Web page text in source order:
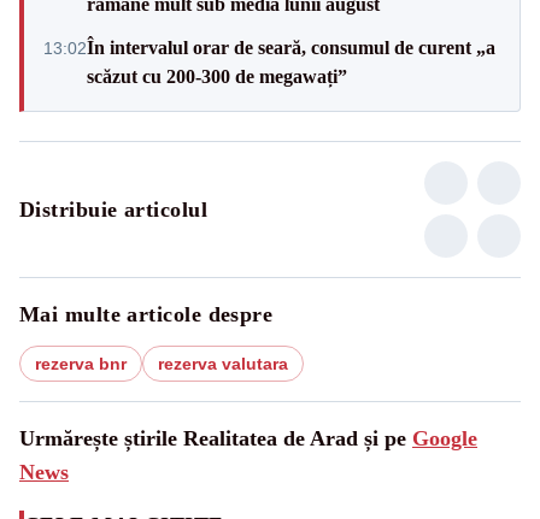
rămâne mult sub media lunii august
13:02În intervalul orar de seară, consumul de curent „a
scăzut cu 200-300 de megawați”
Distribuie articolul
Mai multe articole despre
rezerva bnr rezerva valutara
Urmărește știrile Realitatea de Arad și pe Google
News